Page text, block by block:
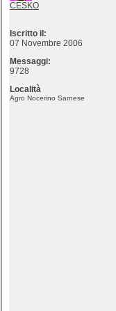
CESKO
Iscritto il:
07 Novembre 2006
Messaggi:
9728
Località
Agro Nocerino Sarnese